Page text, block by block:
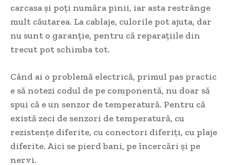
carcasa și poți număra pinii, iar asta restrânge
mult căutarea. La cablaje, culorile pot ajuta, dar
nu sunt o garanție, pentru că reparațiile din
trecut pot schimba tot.
Când ai o problemă electrică, primul pas practic
e să notezi codul de pe componentă, nu doar să
spui că e un senzor de temperatură. Pentru că
există zeci de senzori de temperatură, cu
rezistențe diferite, cu conectori diferiți, cu plaje
diferite. Aici se pierd bani, pe încercări și pe
nervi.